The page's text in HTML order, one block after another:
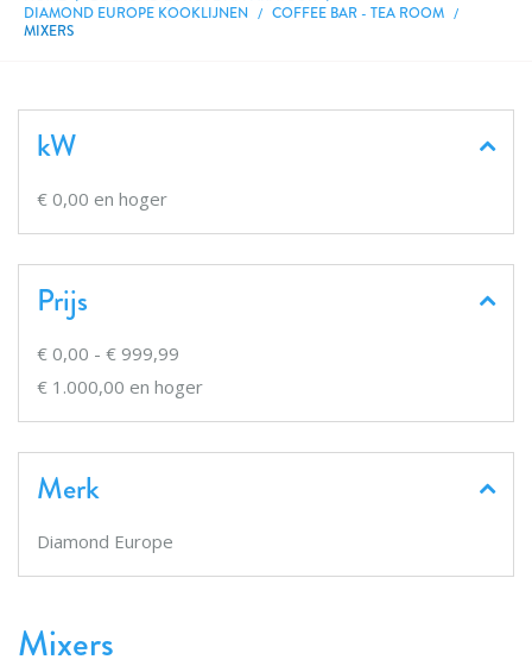
DIAMOND EUROPE KOOKLIJNEN
COFFEE BAR - TEA ROOM
MIXERS
Mixers
kW
€ 0,00 en hoger
Prijs
€ 0,00 - € 999,99
€ 1.000,00 en hoger
Merk
Diamond Europe